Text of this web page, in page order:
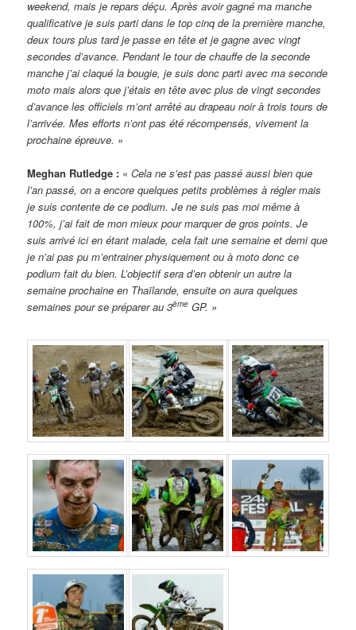
weekend, mais je repars déçu. Après avoir gagné ma manche
qualificative je suis parti dans le top cinq de la première manche,
deux tours plus tard je passe en tête et je gagne avec vingt
secondes d’avance. Pendant le tour de chauffe de la seconde
manche j’ai claqué la bougie, je suis donc parti avec ma seconde
moto mais alors que j’étais en tête avec plus de vingt secondes
d’avance les officiels m’ont arrêté au drapeau noir à trois tours de
l’arrivée. Mes efforts n’ont pas été récompensés, vivement la
prochaine épreuve. »
Meghan Rutledge : «Cela ne s’est pas passé aussi bien que
l’an passé, on a encore quelques petits problèmes à régler mais
je suis contente de ce podium. Je ne suis pas moi même à
100%, j’ai fait de mon mieux pour marquer de gros points. Je
suis arrivé ici en étant malade, cela fait une semaine et demi que
je n’ai pas pu m’entrainer physiquement ou à moto donc ce
podium fait du bien. L’objectif sera d’en obtenir un autre la
semaine prochaine en Thaïlande, ensuite on aura quelques
semaines pour se préparer au 3ème GP. »